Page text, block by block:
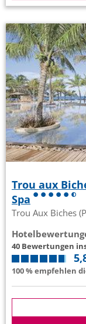
Trou aux
Spa
Trou Aux Biches
40 Bewertungen
100 % empfehlen